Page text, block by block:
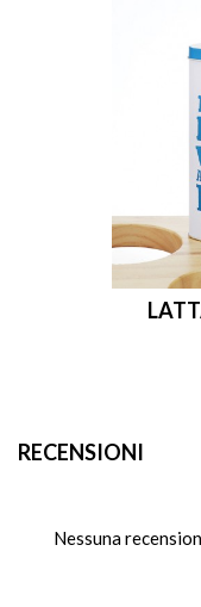
RECENSIONI
Nessuna